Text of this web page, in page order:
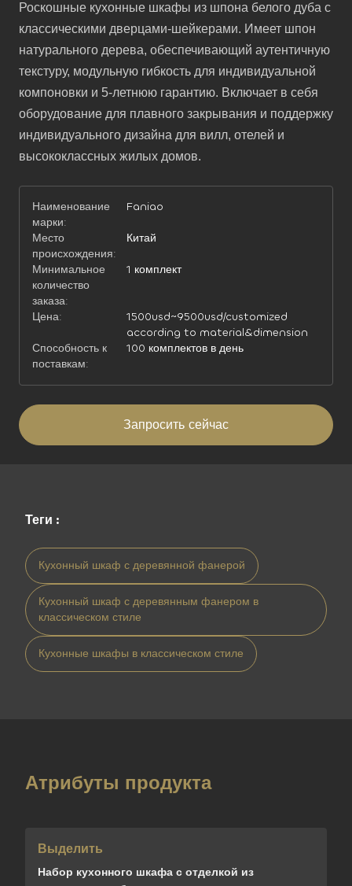
Роскошные кухонные шкафы из шпона белого дуба с
классическими дверцами-шейкерами. Имеет шпон
натурального дерева, обеспечивающий аутентичную
текстуру, модульную гибкость для индивидуальной
компоновки и 5-летнюю гарантию. Включает в себя
оборудование для плавного закрывания и поддержку
индивидуального дизайна для вилл, отелей и
высококлассных жилых домов.
Наименование
марки:
Faniao
Место
происхождения:
Китай
Минимальное
количество
заказа:
1 комплект
Цена:
1500usd~9500usd/customized
according to material&dimension
Способность к
поставкам:
100 комплектов в день
Запросить сейчас
Теги :
Кухонный шкаф с деревянной фанерой
Кухонный шкаф с деревянным фанером в
классическом стиле
Кухонные шкафы в классическом стиле
Атрибуты продукта
Выделить
Набор кухонного шкафа с отделкой из